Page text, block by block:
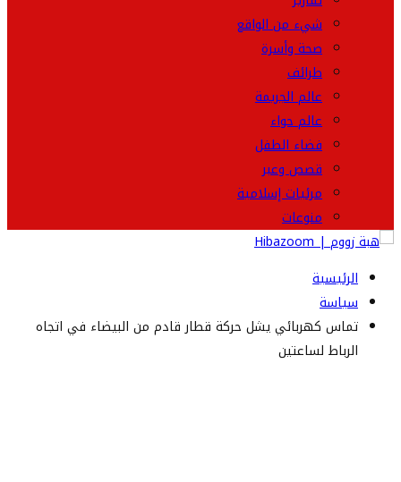
شيء من الواقع
صحة وأسرة
طرائف
عالم الجريمة
عالم حواء
فضاء الطفل
قصص وعبر
مرئيات إسلامية
منوعات
الرئيسية
سياسة
تماس كهربائي يشل حركة قطار قادم من البيضاء في اتجاه
الرباط لساعتين